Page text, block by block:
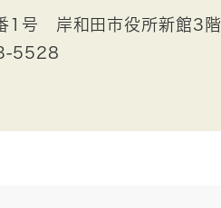
1号 岸和田市役所新館3階
5528